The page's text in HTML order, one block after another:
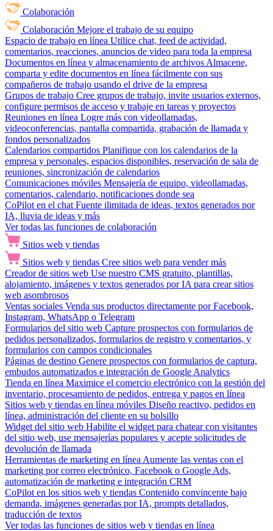
Colaboración
Colaboración Mejore el trabajo de su equipo
Espacio de trabajo en línea Utilice chat, feed de actividad,
comentarios, reacciones, anuncios de video para toda la empresa
Documentos en línea y almacenamiento de archivos Almacene,
comparta y edite documentos en línea fácilmente con sus
compañeros de trabajo usando el drive de la empresa
Grupos de trabajo Cree grupos de trabajo, invite usuarios externos,
configure permisos de acceso y trabaje en tareas y proyectos
Reuniones en línea Logre más con videollamadas,
videoconferencias, pantalla compartida, grabación de llamada y
fondos personalizados
Calendarios compartidos Planifique con los calendarios de la
empresa y personales, espacios disponibles, reservación de sala de
reuniones, sincronización de calendarios
Comunicaciones móviles Mensajería de equipo, videollamadas,
comentarios, calendario, notificaciones donde sea
CoPilot en el chat Fuente ilimitada de ideas, textos generados por
IA, lluvia de ideas y más
Ver todas las funciones de colaboración
Sitios web y tiendas
Sitios web y tiendas Cree sitios web para vender más
Creador de sitios web Use nuestro CMS gratuito, plantillas,
alojamiento, imágenes y textos generados por IA para crear sitios
web asombrosos
Ventas sociales Venda sus productos directamente por Facebook,
Instagram, WhatsApp o Telegram
Formularios del sitio web Capture prospectos con formularios de
pedidos personalizados, formularios de registro y comentarios, y
formularios con campos condicionales
Páginas de destino Genere prospectos con formularios de captura,
embudos automatizados e integración de Google Analytics
Tienda en línea Maximice el comercio electrónico con la gestión del
inventario, procesamiento de pedidos, entrega y pagos en línea
Sitios web y tiendas en línea móviles Diseño reactivo, pedidos en
línea, administración del cliente en su bolsillo
Widget del sitio web Habilite el widget para chatear con visitantes
del sitio web, use mensajerías populares y acepte solicitudes de
devolución de llamada
Herramientas de marketing en línea Aumente las ventas con el
marketing por correo electrónico, Facebook o Google Ads,
automatización de marketing e integración CRM
CoPilot en los sitios web y tiendas Contenido convincente bajo
demanda, imágenes generadas por IA, prompts detallados,
traducción de textos
Ver todas las funciones de sitios web y tiendas en línea